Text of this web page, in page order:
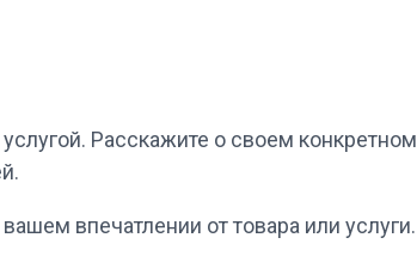
Расскажите о своем конкретном
впечатлении от товара или услуги.